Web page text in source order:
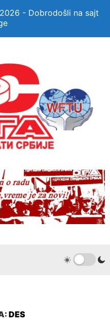
- Dobrodošli na sajt
DES